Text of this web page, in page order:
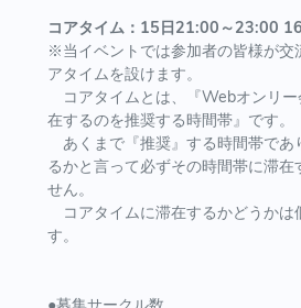
コアタイム：15日21:00～23:00
※当イベントでは参加者の皆様が交
アタイムを設けます。
コアタイムとは、『Webオンリ
在するのを推奨する時間帯』です。
あくまで『推奨』する時間帯であ
るかと言って必ずその時間帯に滞在
せん。
コアタイムに滞在するかどうかは
す。